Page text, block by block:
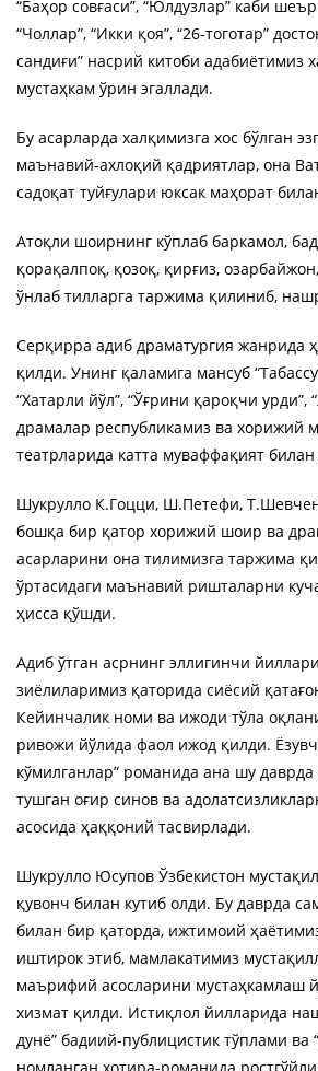
“Баҳор совғаси”, “Юлдузлар” каби
“Чоллар”, “Икки қоя”, “26-тоготар”
сандиғи” насрий китоби адабиётимиз
мустаҳкам ўрин эгаллади.
Бу асарларда халқимизга хос бўлган
маънавий-ахлоқий қадриятлар, она
садоқат туйғулари юксак маҳорат
Атоқли шоирнинг кўплаб баркамол,
қорақалпоқ, қозоқ, қирғиз,
ўнлаб тилларга таржима қилиниб,
Серқирра адиб драматургия жанрида
қилди. Унинг қаламига мансуб
“Хатарли йўл”, “Ўғрини қароқчи урди”,
драмалар республикамиз ва хорижий
театрларида катта муваффақият
Шукрулло К.Гоцци, Ш.Петефи,
бошқа бир қатор хорижий шоир ва
асарларини она тилимизга таржима
ўртасидаги маънавий ришталарни
ҳисса қўшди.
Адиб ўтган асрнинг эллигинчи
зиёлиларимиз қаторида сиёсий
Кейинчалик номи ва ижоди тўла
ривожи йўлида фаол ижод қилди.
кўмилганлар” романида ана шу
тушган оғир синов ва
асосида ҳаққоний тасвирлади.
Шукрулло Юсупов Ўзбекистон
қувонч билан кутиб олди. Бу даврда
билан бир қаторда, ижтимоий
иштирок этиб, мамлакатимиз
маърифий асосларини мустаҳкамлаш
хизмат қилди. Истиқлол йилларида
дунё” бадиий-публицистик тўплами ва